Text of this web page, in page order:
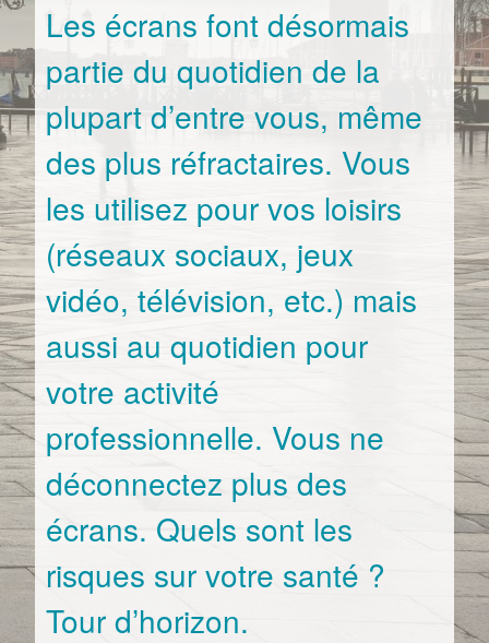
Les écrans font désormais
partie du quotidien de la
plupart d’entre vous, même
des plus réfractaires. Vous
les utilisez pour vos loisirs
(réseaux sociaux, jeux
vidéo, télévision, etc.) mais
aussi au quotidien pour
votre activité
professionnelle. Vous ne
déconnectez plus des
écrans. Quels sont les
risques sur votre santé ?
Tour d’horizon.